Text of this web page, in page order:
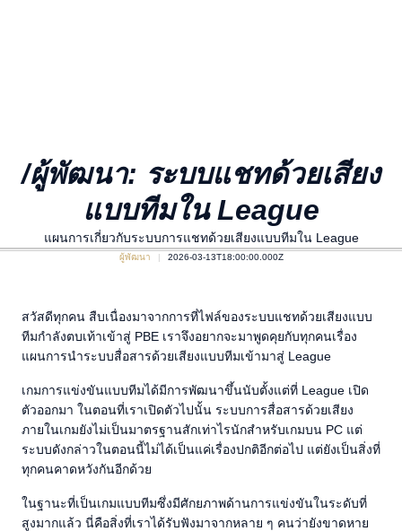
/ผู้พัฒนา: ระบบแชทด้วยเสียง
แบบทีมใน League
แผนการเกี่ยวกับระบบการแชทด้วยเสียงแบบทีมใน League
ผู้พัฒนา 2026-03-13T18:00:00.000Z
สวัสดีทุกคน สืบเนื่องมาจากการที่ไฟล์ของระบบแชทด้วยเสียงแบบ
ทีมกำลังตบเท้าเข้าสู่ PBE เราจึงอยากจะมาพูดคุยกับทุกคนเรื่อง
แผนการนำระบบสื่อสารด้วยเสียงแบบทีมเข้ามาสู่ League
เกมการแข่งขันแบบทีมได้มีการพัฒนาขึ้นนับตั้งแต่ที่ League เปิด
ตัวออกมา ในตอนที่เราเปิดตัวไปนั้น ระบบการสื่อสารด้วยเสียง
ภายในเกมยังไม่เป็นมาตรฐานสักเท่าไรนักสำหรับเกมบน PC แต่
ระบบดังกล่าวในตอนนี้ไม่ได้เป็นแค่เรื่องปกติอีกต่อไป แต่ยังเป็นสิ่งที่
ทุกคนคาดหวังกันอีกด้วย
ในฐานะที่เป็นเกมแบบทีมซึ่งมีศักยภาพด้านการแข่งขันในระดับที่
สูงมากแล้ว นี่คือสิ่งที่เราได้รับฟังมาจากหลาย ๆ คนว่ายังขาดหาย